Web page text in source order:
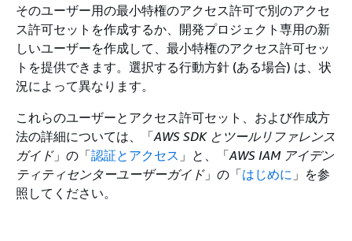
そのユーザー用の最小特権のアクセス許可で別のアクセ
ス許可セットを作成するか、開発プロジェクト専用の新
しいユーザーを作成して、最小特権のアクセス許可セッ
トを提供できます。選択する行動方針 (ある場合) は、状
況によって異なります。
これらのユーザーとアクセス許可セット、および作成方
法の詳細については、「AWS SDK とツールリファレンス
ガイド」の「認証とアクセス 」と、「AWS IAM アイデン
ティティセンターユーザーガイド」の「はじめに 」を参
照してください。